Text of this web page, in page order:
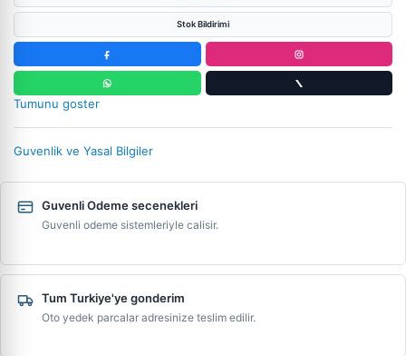
Stok Bildirimi
Tumunu goster
Guvenlik ve Yasal Bilgiler
Guvenli Odeme secenekleri
Guvenli odeme sistemleriyle calisir.
Tum Turkiye'ye gonderim
Oto yedek parcalar adresinize teslim edilir.